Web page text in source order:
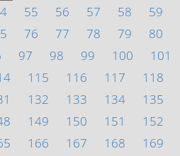
55 56 57 58 59
76 77 78 79 80
97 98 99 100 101
115 116 117 118
132 133 134 135
149 150 151 152
166 167 168 169